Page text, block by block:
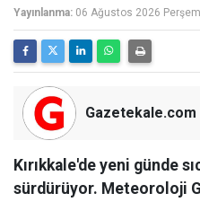
Yayınlanma: 06 Ağustos 2026
Gazetekale.com
Kırıkkale'de yeni günde
sürdürüyor. Meteoroloji